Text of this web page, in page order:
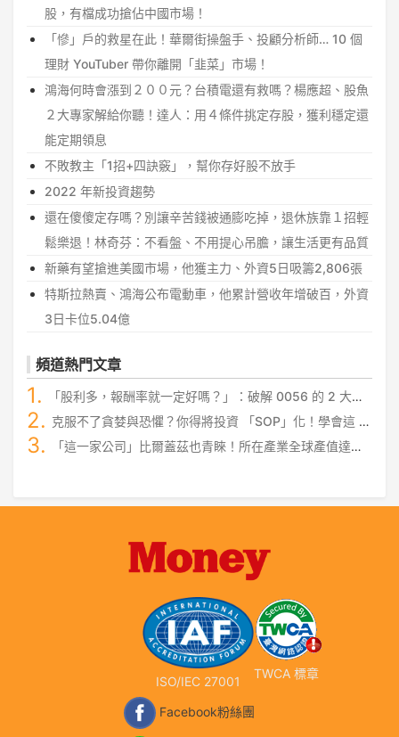
股，有檔成功搶佔中國市場！
「慘」戶的救星在此！華爾街操盤手、投顧分析師… 10 個
理財 YouTuber 帶你離開「韭菜」市場！
鴻海何時會漲到２００元？台積電還有救嗎？楊應超、股魚
２大專家解給你聽！達人：用４條件挑定存股，獲利穩定還
能定期領息
不敗教主「1招+四訣竅」，幫你存好股不放手
2022 年新投資趨勢
還在傻傻定存嗎？別讓辛苦錢被通膨吃掉，退休族靠１招輕
鬆樂退！林奇芬：不看盤、不用提心吊膽，讓生活更有品質
新藥有望搶進美國市場，他獲主力、外資5日吸籌2,806張
特斯拉熱賣、鴻海公布電動車，他累計營收年增破百，外資
3日卡位5.04億
頻道熱門文章
「股利多，報酬率就一定好嗎？」：破解 0056 的 2 大迷
思，讓你存股更安心！
克服不了貪婪與恐懼？你得將投資 「SOP」化！學會這 4
步驟，飆股才能穩穩抱住...
「這一家公司」比爾蓋茲也青睞！所在產業全球產值達
ISO/IEC 27001
TWCA 標章
Facebook粉絲團